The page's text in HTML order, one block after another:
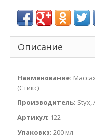
Описание
Наименование:
(Стикс)
Производитель: Styx,
Артикул: 122
Упаковка: 200 мл